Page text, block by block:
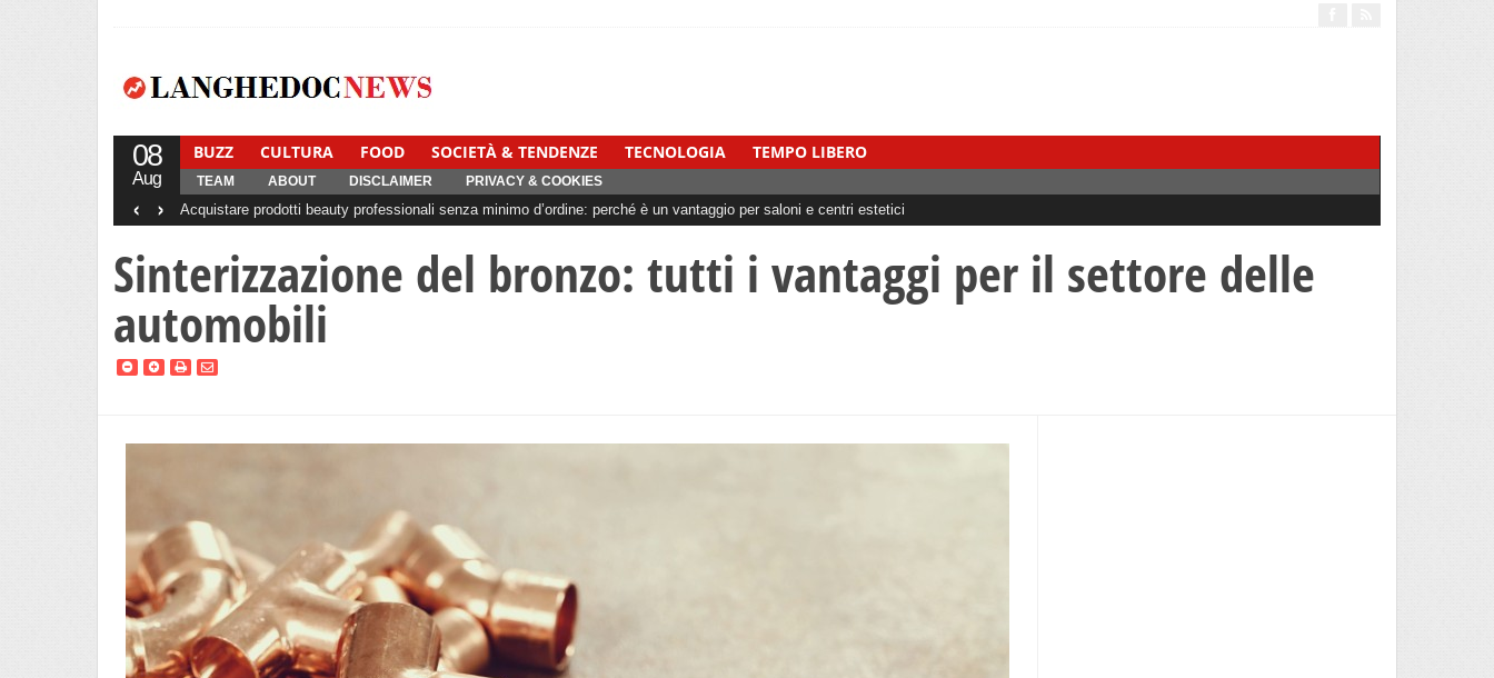
08
Aug
BUZZ CULTURA FOOD SOCIETÀ & TENDENZE TECNOLOGIA TEMPO LIBERO
TEAM ABOUT DISCLAIMER PRIVACY & COOKIES
Acquistare prodotti beauty professionali senza minimo d’ordine: perché è un vantaggio per saloni e centri estetici
‹ ›
Sinterizzazione del bronzo: tutti i vantaggi per il settore delle
automobili